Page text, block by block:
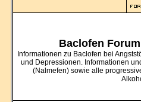
Baclofen
Informationen zu Baclofen bei
und Depressionen. Informationen
(Nalmefen) sowie alle